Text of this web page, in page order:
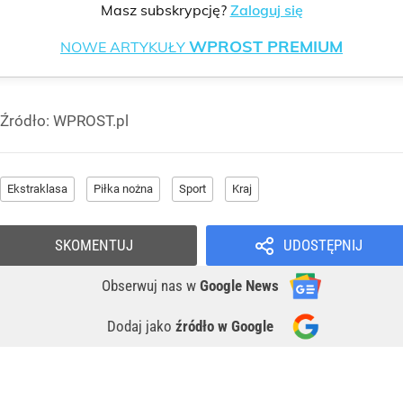
Masz subskrypcję? Zaloguj się
NOWE ARTYKUŁY WPROST PREMIUM
Źródło: WPROST.pl
Ekstraklasa Piłka nożna Sport Kraj
UDOSTĘPNIJ
Obserwuj nas w Google News
Dodaj jako źródło w Google
SKOMENTUJ